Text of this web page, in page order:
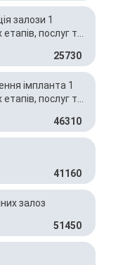
залози 1
послуг та
25730
імпланта 1
послуг та
46310
41160
залоз
51450